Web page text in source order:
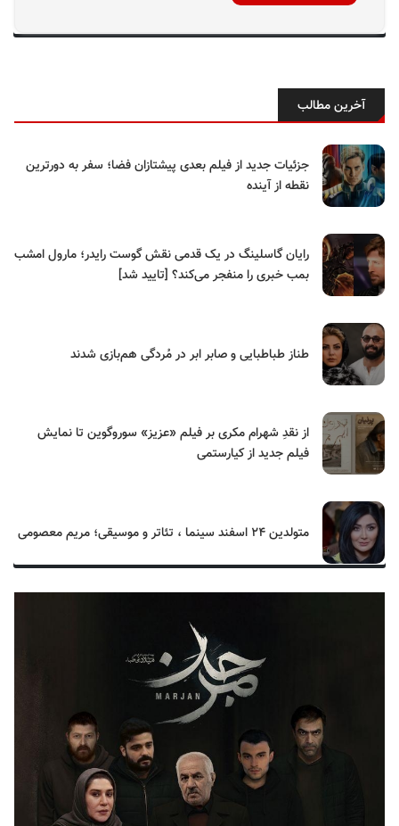
آخرین مطالب
جزئیات جدید از فیلم بعدی پیشتازان فضا؛ سفر به دورترین
نقطه از آینده
رایان گاسلینگ در یک قدمی نقش گوست رایدر؛ مارول امشب
بمب خبری را منفجر می‌کند؟ [تایید شد]
طناز طباطبایی و صابر ابر در مُردگی هم‌بازی شدند
از نقدِ شهرام مکری بر فیلم «عزیز» سوروگوین تا نمایش
فیلم جدید از کیارستمی
متولدین ۲۴ اسفند سینما ، تئاتر و موسیقی؛ مریم معصومی